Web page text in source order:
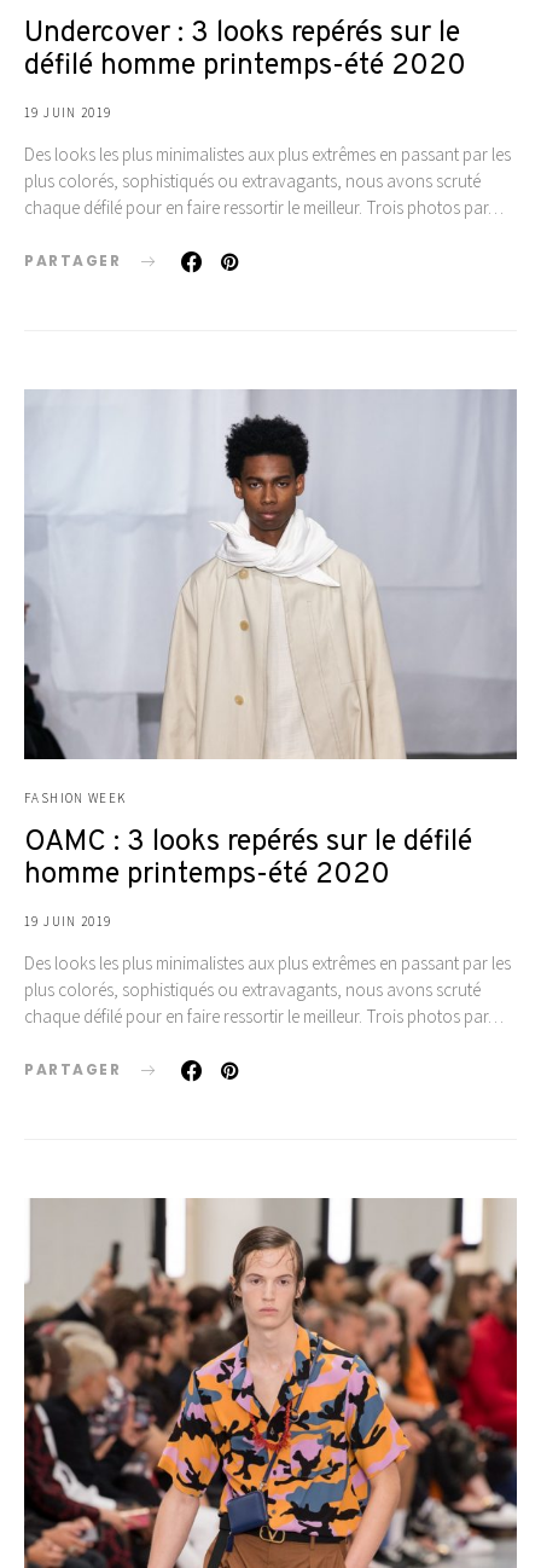
Undercover : 3 looks repérés sur le
défilé homme printemps-été 2020
19 JUIN 2019
Des looks les plus minimalistes aux plus extrêmes en passant par les
plus colorés, sophistiqués ou extravagants, nous avons scruté
chaque défilé pour en faire ressortir le meilleur. Trois photos par…
PARTAGER
FASHION WEEK
OAMC : 3 looks repérés sur le défilé
homme printemps-été 2020
19 JUIN 2019
Des looks les plus minimalistes aux plus extrêmes en passant par les
plus colorés, sophistiqués ou extravagants, nous avons scruté
chaque défilé pour en faire ressortir le meilleur. Trois photos par…
PARTAGER